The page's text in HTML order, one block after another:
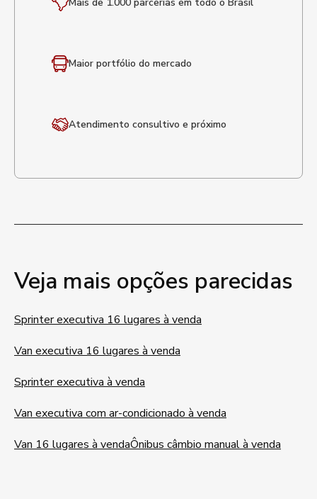
Maior portfólio do mercado
Atendimento consultivo e próximo
Veja mais opções parecidas
Sprinter executiva 16 lugares à venda
Van executiva 16 lugares à venda
Sprinter executiva à venda
Van executiva com ar-condicionado à venda
Van 16 lugares à vendaÔnibus câmbio manual à venda